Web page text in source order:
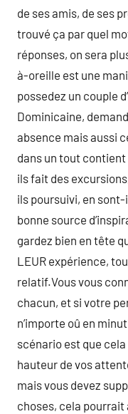
de ses amis, de ses
trouvé ça par quel
réponses, on sera
à-oreille est une
possedez un couple
Dominicaine,
absence mais aussi
dans un tout
ils fait des
ils poursuivi, en
bonne source
gardez bien en tête
LEUR expérience,
relatif.Vous vous
chacun, et si votre
n’importe oû en
scénario est que
hauteur de vos
mais vous devez
choses, cela